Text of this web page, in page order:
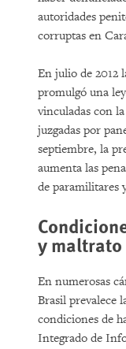
autoridades
corruptas en
En julio de 2012
promulgó una
vinculadas con
juzgadas por
septiembre, la
aumenta las
de paramilitares
y maltrato
En numerosas
Brasil prevalece
condiciones de
Integrado de